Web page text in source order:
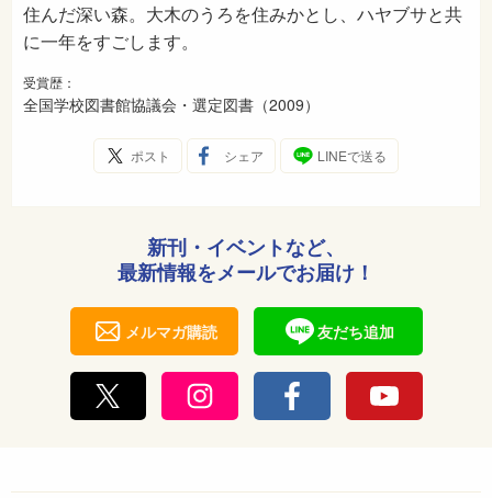
住んだ深い森。大木のうろを住みかとし、ハヤブサと共
に一年をすごします。
受賞歴：
全国学校図書館協議会・選定図書（2009）
ポスト シェア LINEで送る
新刊・イベントなど、
最新情報をメールでお届け！
メルマガ購読 友だち追加